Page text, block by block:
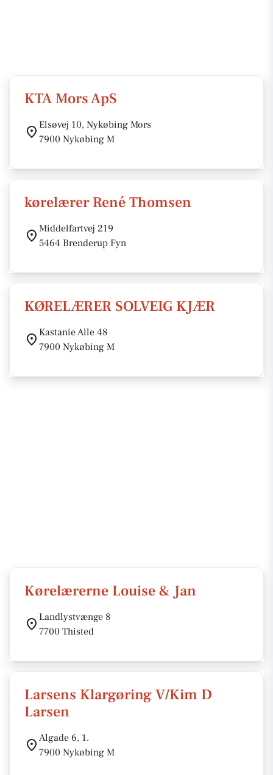
KTA Mors ApS
Elsøvej 10, Nykøbing Mors
7900 Nykøbing M
kørelærer René Thomsen
Middelfartvej 219
5464 Brenderup Fyn
KØRELÆRER SOLVEIG KJÆR
Kastanie Alle 48
7900 Nykøbing M
Kørelærerne Louise & Jan
Landlystvænge 8
7700 Thisted
Larsens Klargøring V/Kim D
Larsen
Algade 6, 1.
7900 Nykøbing M